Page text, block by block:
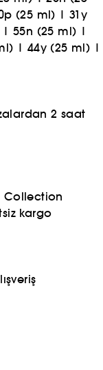
(25 ml) |31y
|55n (25 ml) |
| 44y (25 ml) |
2 saat
Collection
kargo